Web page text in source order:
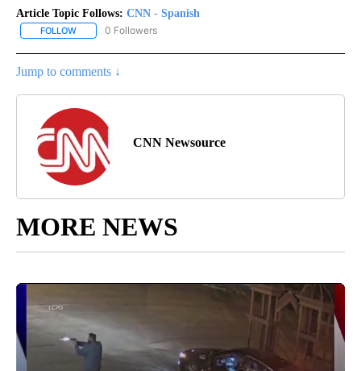
Article Topic Follows: CNN - Spanish
FOLLOW FOLLOW "CNN - SPANISH" TO RECEIVE NOTIFICATIONS ABOUT
0 Followers
Jump to comments ↓
CNN Newsource
MORE NEWS